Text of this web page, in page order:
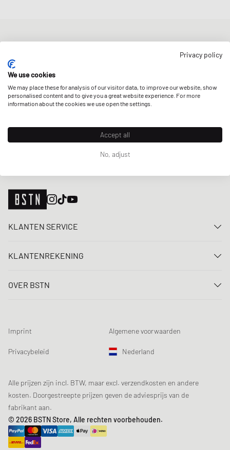
Ontvang 5% welkomstkorting en de laatste BSTN updates over
Raffles & New Arrivals. Schrijf je nu in!
E-mailadres
MELD JE AAN
KLANTEN SERVICE
FAQ
Loyalty Program
Productveiligheid
KLANTENREKENING
Registreren
Aanmelden nieuwsbrief
Gegevenscontrole
OVER BSTN
Chronicles
Sustainability
Studentenkorting: EDiU
Imprint Algemene voorwaarden
Privacybeleid Nederland
Alle prijzen zijn incl. BTW, maar excl. verzendkosten en andere
kosten. Doorgestreepte prijzen geven de adviesprijs van de
fabrikant aan.
© 2026 BSTN Store, Alle rechten voorbehouden.
Privacy policy
We use cookies
We may place these for analysis of our visitor data, to improve our website, show
personalised content and to give you a great website experience. For more
information about the cookies we use open the settings.
Accept all
No, adjust